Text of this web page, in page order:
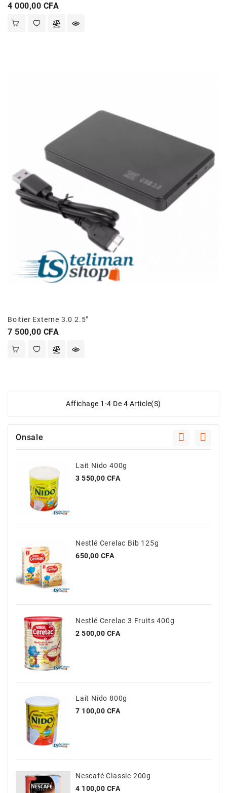
Prix
4 000,00 CFA
Boitier Externe 3.0 2.5"
Prix
7 500,00 CFA
Affichage 1-4 De 4 Article(s)
Onsale
Lait Nido 400g
Prix
3 550,00 CFA
Nestlé Cerelac Bib 125g
Prix
650,00 CFA
Nestlé Cerelac 3 Fruits 400g
Prix
2 500,00 CFA
Lait Nido 800g
Prix
7 100,00 CFA
Nescafé Classic 200g
Prix
4 100,00 CFA